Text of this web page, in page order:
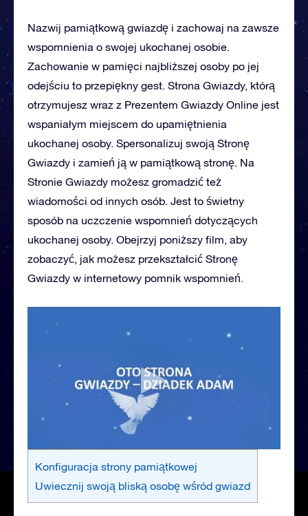
Nazwij pamiątkową gwiazdę i zachowaj na zawsze
wspomnienia o swojej ukochanej osobie.
Zachowanie w pamięci najbliższej osoby po jej
odejściu to przepiękny gest. Strona Gwiazdy, którą
otrzymujesz wraz z Prezentem Gwiazdy Online jest
wspaniałym miejscem do upamiętnienia
ukochanej osoby. Spersonalizuj swoją Stronę
Gwiazdy i zamień ją w pamiątkową stronę. Na
Stronie Gwiazdy możesz gromadzić też
wiadomości od innych osób. Jest to świetny
sposób na uczczenie wspomnień dotyczących
ukochanej osoby. Obejrzyj poniższy film, aby
zobaczyć, jak możesz przekształcić Stronę
Gwiazdy w internetowy pomnik wspomnień.
Konfiguracja strony pamiątkowej
Uwiecznij swoją bliską osobę wśród gwiazd